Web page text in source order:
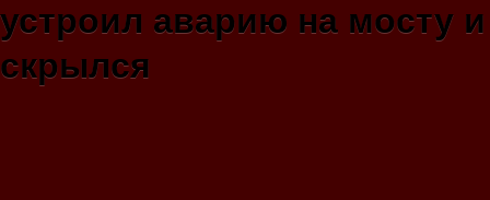
устроил аварию на мосту и
скрылся